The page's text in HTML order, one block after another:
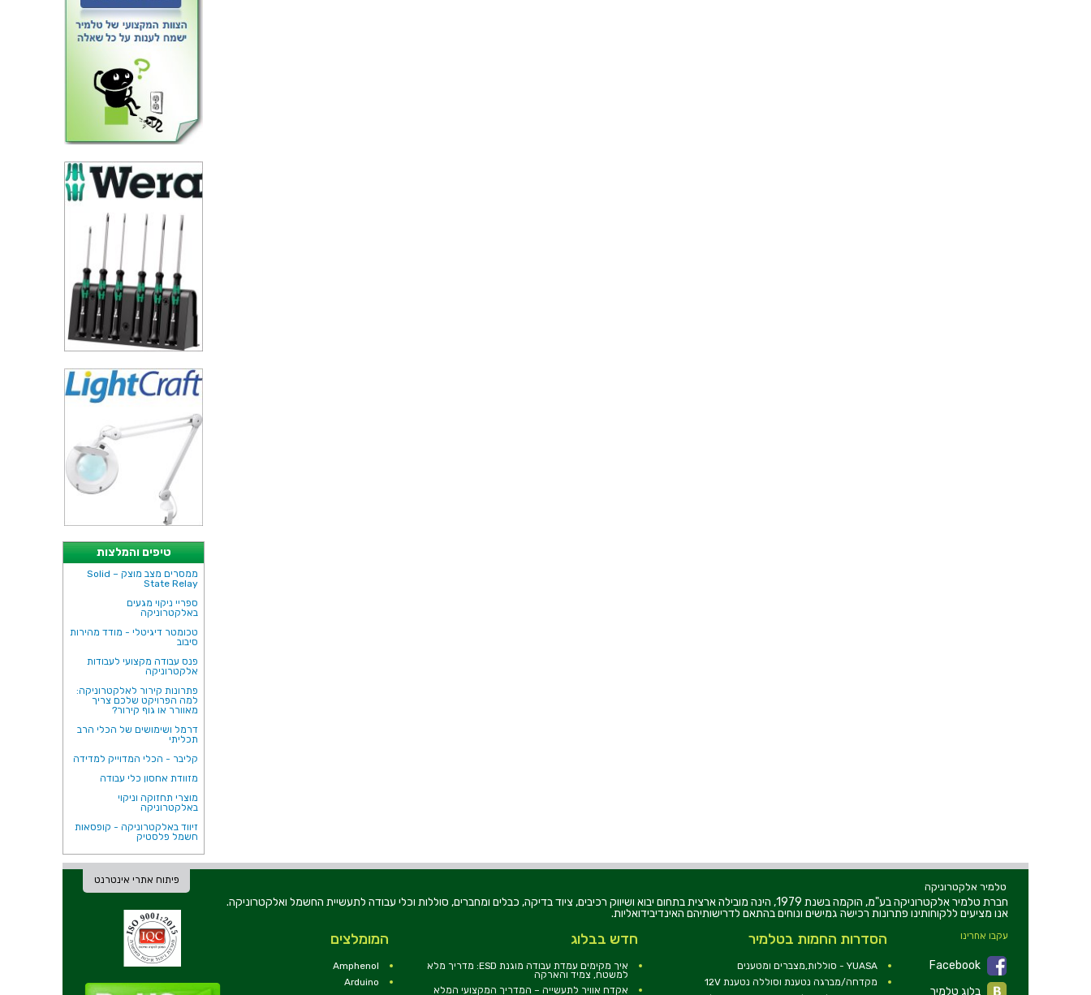
טיפים והמלצות
ממסרים מצב מוצק – Solid
State Relay
ספריי ניקוי מגעים
באלקטרוניקה
טכומטר דיגיטלי - מודד מהירות
סיבוב
פנס עבודה מקצועי לעבודות
אלקטרוניקה
פתרונות קירור לאלקטרוניקה:
למה הפרויקט שלכם צריך
מאוורר או גוף קירור?
דרמל ושימושים של הכלי הרב
תכליתי
קליבר - הכלי המדוייק למדידה
מזוודת אחסון כלי עבודה
מוצרי תחזוקה וניקוי
באלקטרוניקה
זיווד באלקטרוניקה - קופסאות
חשמל פלסטיק
פיתוח אתרי אינטרנט
טלמיר אלקטרוניקה
חברת טלמיר אלקטרוניקה בע"מ, הוקמה בשנת 1979, הינה מובילה ארצית בתחום יבוא ושיווק רכיבים, ציוד בדיקה, כבלים ומחברים, סוללות וכלי עבודה לתעשיית החשמל ואלקטרוניקה.
אנו מציעים ללקוחותינו פתרונות רכישה גמישים ונוחים בהתאם לדרישותיהם האינדיבידואליות.
עקבו אחרינו
Facebook
המומלצים
Amphenol
Arduino
חדש בבלוג
איך מקימים עמדת עבודה מוגנת ESD: מדריך מלא
למשטח, צמיד והארקה
אקדח אוויר לתעשייה – המדריך המקצועי המלא
הסדרות החמות בטלמיר
YUASA - סוללות,מצברים ומטענים
מקדחה/מברגה נטענת וסוללה נטענת 12V